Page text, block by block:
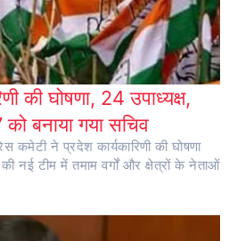
की घोषणा, 24 उपाध्यक्ष,
बनाया गया सचिव
कमेटी ने प्रदेश कार्यकारिणी की घोषणा
नई टीम में तमाम वर्गों और क्षेत्रों के नेताओं